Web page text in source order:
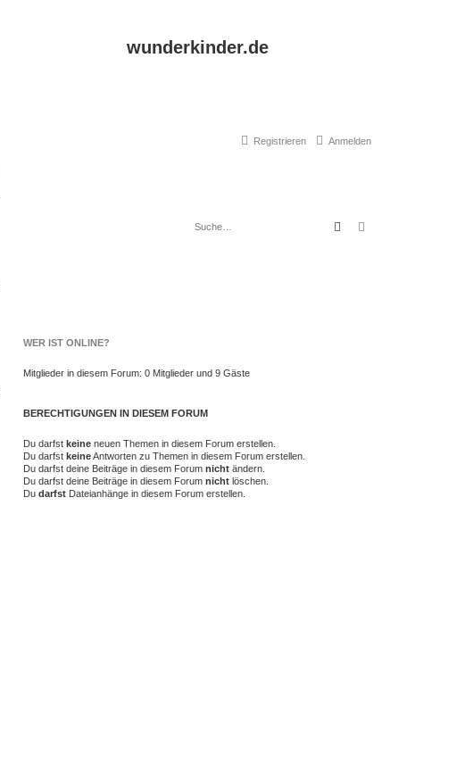
wunderkinder.de
Anmelden
Registrieren
Suche
WER IST ONLINE?
Mitglieder in diesem Forum: 0 Mitglieder und 9 Gäste
BERECHTIGUNGEN IN DIESEM FORUM
Du darfst keineneuen Themen in diesem Forum erstellen.
Du darfst keineAntworten zu Themen in diesem Forum erstellen.
Du darfst deine Beiträge in diesem Forum nichtändern.
Du darfst deine Beiträge in diesem Forum nichtlöschen.
Du darfstDateianhänge in diesem Forum erstellen.